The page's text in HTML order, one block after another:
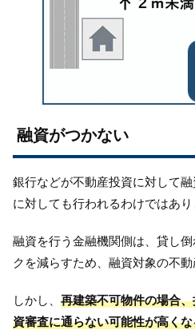
融資がつかない
銀行などが不動産投資に対して
に対しても行われるわけではあり
融資を行う金融機関側は、貸し
クを減らすため、融資対象の不動
しかし、 再建築不可物件の場合
資審査に通らない可能性が高く